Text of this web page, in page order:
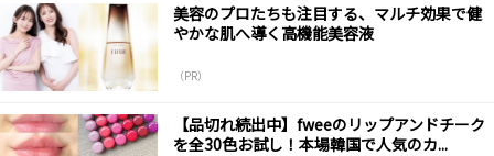
美容のプロたちも注目する、マルチ効果で健
やかな肌へ導く高機能美容液
（PR）
【品切れ続出中】fweeのリップアンドチーク
を全30色お試し！本場韓国で人気のカ...